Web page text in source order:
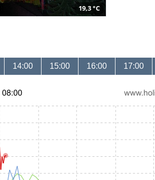
19,3 °C
14:00 15:00 16:00 17:00